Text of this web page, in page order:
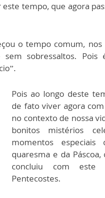
tempo, que agora
o tempo comum, nos
sobressaltos. Pois
Pois ao longo deste
de fato viver agora
no contexto de nossa
bonitos mistérios
momentos
quaresma e da
concluiu com este
Pentecostes.